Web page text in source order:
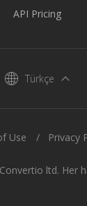
API Pricing
Türkçe
ltd. Her
Use Privacy